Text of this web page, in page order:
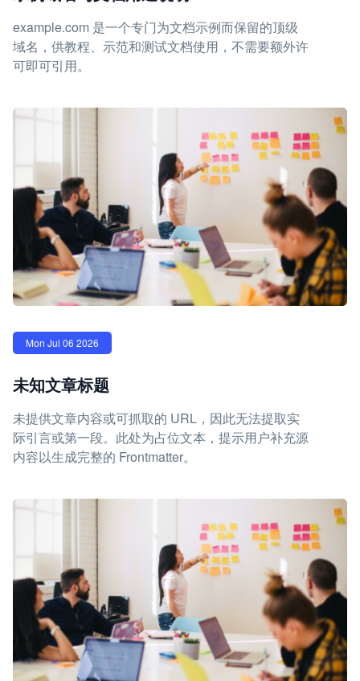
example.com 是一个专门为文档示例而保留的顶级
域名，供教程、示范和测试文档使用，不需要额外许
可即可引用。
Mon Jul 06 2026
未知文章标题
未提供文章内容或可抓取的 URL，因此无法提取实
际引言或第一段。此处为占位文本，提示用户补充源
内容以生成完整的 Frontmatter。